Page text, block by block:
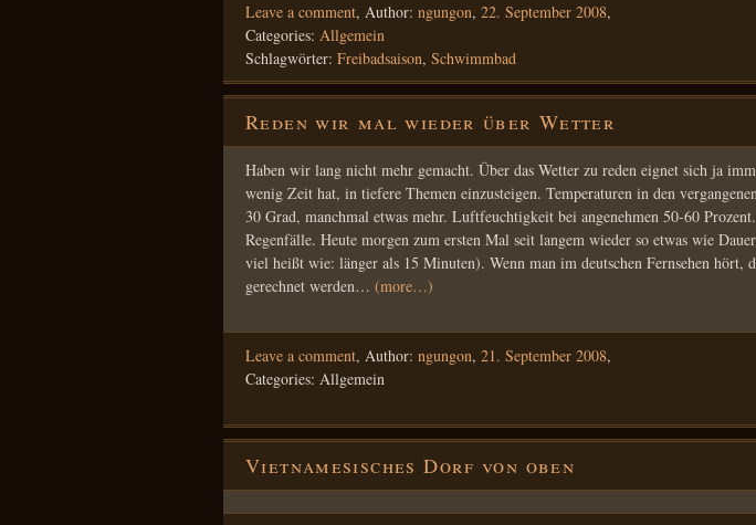
Leave a comment, Author: ngungon, 22. September 2008,
Categories: Allgemein
Schlagwörter: Freibadsaison, Schwimmbad
Reden wir mal wieder über Wetter
Haben wir lang nicht mehr gemacht. Über das Wetter zu reden eignet sich ja
wenig Zeit hat, in tiefere Themen einzusteigen. Temperaturen in den
30 Grad, manchmal etwas mehr. Luftfeuchtigkeit bei angenehmen 50-60
Regenfälle. Heute morgen zum ersten Mal seit langem wieder so etwas wie
viel heißt wie: länger als 15 Minuten). Wenn man im deutschen Fernsehen hört,
gerechnet werden… (more…)
Leave a comment, Author: ngungon, 21. September 2008,
Categories: Allgemein
Vietnamesisches Dorf von oben